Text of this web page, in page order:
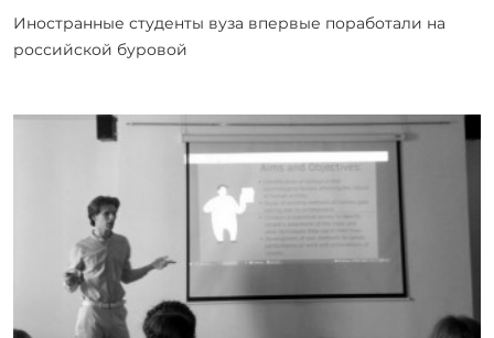
Иностранные студенты вуза впервые поработали на
российской буровой